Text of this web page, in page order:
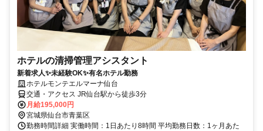
ホテルの清掃管理アシスタント
新着求人✨未経験OK✨有名ホテル勤務
ホテルモンテエルマーナ仙台
交通・アクセス JR仙台駅から徒歩3分
月給195,000円
宮城県仙台市青葉区
勤務時間詳細 実働時間：1日あたり8時間 平均勤務日数：1ヶ月あた